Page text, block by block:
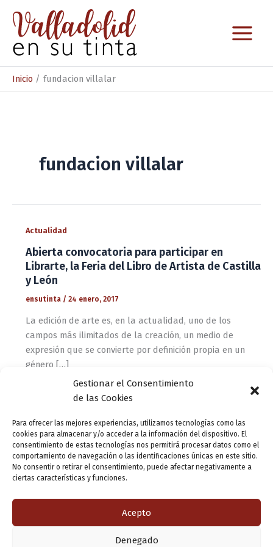
Gestionar el Consentimiento
de las Cookies
Para ofrecer las mejores experiencias, utilizamos tecnologías como las
cookies para almacenar y/o acceder a la información del dispositivo. El
consentimiento de estas tecnologías nos permitirá procesar datos como el
comportamiento de navegación o las identificaciones únicas en este sitio.
No consentir o retirar el consentimiento, puede afectar negativamente a
ciertas características y funciones.
Acepto
Denegado
contenido
Inicio fundacion villalar
fundacion villalar
Actualidad
Abierta convocatoria para participar en
Librarte, la Feria del Libro de Artista de Castilla
y León
ensutinta / 24 enero, 2017
La edición de arte es, en la actualidad, uno de los
campos más ilimitados de la creación, un medio de
expresión que se convierte por definición propia en un
género […]
Literatura ilustrada para pequeños lectores
ensutinta/11 octubre, 2013
El ilustrador y diseñador gráfico vallisoletano, Óscar del
Amo, y el escritor Mariano Veloy presentaron ayer en